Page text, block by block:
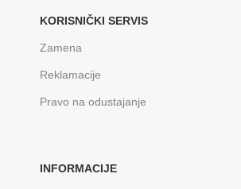
KORISNIČKI SERVIS
Zamena
Reklamacije
Pravo na odustajanje
INFORMACIJE